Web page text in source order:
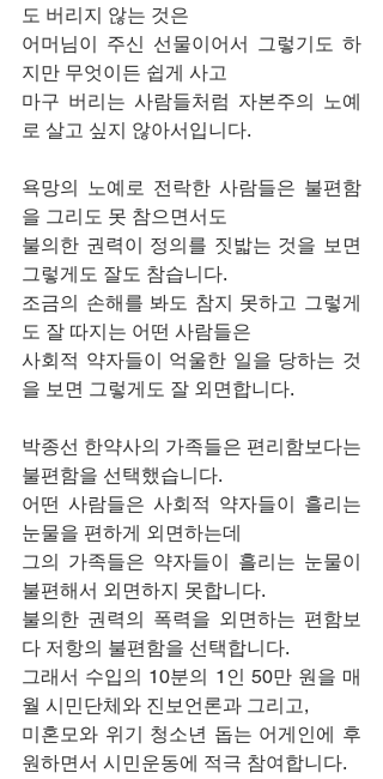
도 버리지 않는 것은
어머님이 주신 선물이어서 그렇기도 하
지만 무엇이든 쉽게 사고
마구 버리는 사람들처럼 자본주의 노예
로 살고 싶지 않아서입니다.
욕망의 노예로 전락한 사람들은 불편함
을 그리도 못 참으면서도
불의한 권력이 정의를 짓밟는 것을 보면
그렇게도 잘도 참습니다.
조금의 손해를 봐도 참지 못하고 그렇게
도 잘 따지는 어떤 사람들은
사회적 약자들이 억울한 일을 당하는 것
을 보면 그렇게도 잘 외면합니다.
박종선 한약사의 가족들은 편리함보다는
불편함을 선택했습니다.
어떤 사람들은 사회적 약자들이 흘리는
눈물을 편하게 외면하는데
그의 가족들은 약자들이 흘리는 눈물이
불편해서 외면하지 못합니다.
불의한 권력의 폭력을 외면하는 편함보
다 저항의 불편함을 선택합니다.
그래서 수입의 10분의 1인 50만 원을 매
월 시민단체와 진보언론과 그리고,
미혼모와 위기 청소년 돕는 어게인에 후
원하면서 시민운동에 적극 참여합니다.